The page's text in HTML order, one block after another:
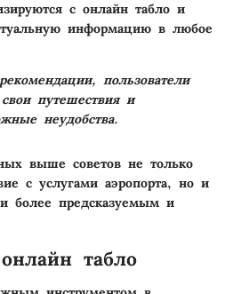
с онлайн табло и
информацию в любое
пользователи
путешествия и
неудобства.
выше советов не только
с услугами аэропорта, но и
более предсказуемым и
табло